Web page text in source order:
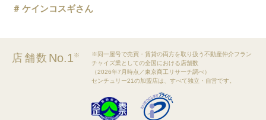
ケインコスギさん
店舗数 No.1※
※同一屋号で売買・賃貸の両方を取り扱う不動産仲介フラン
チャイズ業としての全国における店舗数
（2026年7月時点／東京商工リサーチ調べ）
センチュリー21の加盟店は、すべて独立・自営です。